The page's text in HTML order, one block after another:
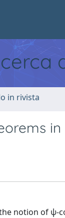
in rivista
in
notion of ψ-